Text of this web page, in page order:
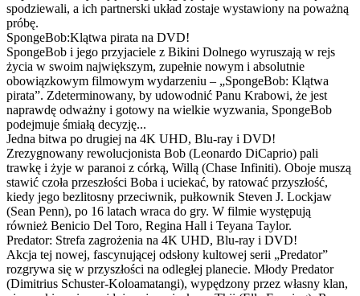
spodziewali, a ich partnerski układ zostaje wystawiony na poważną
próbę.
SpongeBob:Klątwa pirata na DVD!
SpongeBob i jego przyjaciele z Bikini Dolnego wyruszają w rejs
życia w swoim największym, zupełnie nowym i absolutnie
obowiązkowym filmowym wydarzeniu – „SpongeBob: Klątwa
pirata”. Zdeterminowany, by udowodnić Panu Krabowi, że jest
naprawdę odważny i gotowy na wielkie wyzwania, SpongeBob
podejmuje śmiałą decyzję...
Jedna bitwa po drugiej na 4K UHD, Blu-ray i DVD!
Zrezygnowany rewolucjonista Bob (Leonardo DiCaprio) pali
trawkę i żyje w paranoi z córką, Willą (Chase Infiniti). Oboje muszą
stawić czoła przeszłości Boba i uciekać, by ratować przyszłość,
kiedy jego bezlitosny przeciwnik, pułkownik Steven J. Lockjaw
(Sean Penn), po 16 latach wraca do gry. W filmie występują
również Benicio Del Toro, Regina Hall i Teyana Taylor.
Predator: Strefa zagrożenia na 4K UHD, Blu-ray i DVD!
Akcja tej nowej, fascynującej odsłony kultowej serii „Predator”
rozgrywa się w przyszłości na odległej planecie. Młody Predator
(Dimitrius Schuster-Koloamatangi), wypędzony przez własny klan,